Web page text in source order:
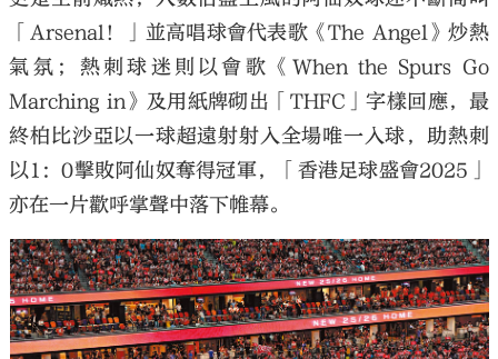
「Arsenal！」並高唱球會代表歌《The Angel》炒熱
氣氛；熱刺球迷則以會歌《When the Spurs Go
Marching in》及用紙牌砌出「THFC」字樣回應，最
終柏比沙亞以一球超遠射射入全場唯一入球，助熱刺
以1：0擊敗阿仙奴奪得冠軍，「香港足球盛會2025」
亦在一片歡呼掌聲中落下帷幕。